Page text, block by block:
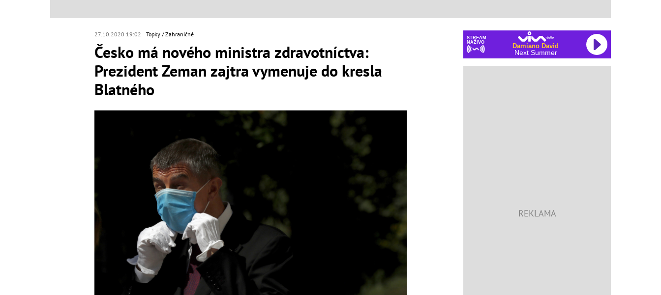
27.10.2020 19:02 Topky Zahraničné
Česko má nového ministra zdravotníctva:
Prezident Zeman zajtra vymenuje do kresla
Blatného
STREAM
NAŽIVO
Damiano David
Next Summer